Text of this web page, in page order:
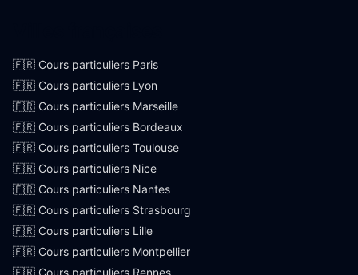
🇫🇷 Cours particuliers Paris
🇫🇷 Cours particuliers Lyon
🇫🇷 Cours particuliers Marseille
🇫🇷 Cours particuliers Bordeaux
🇫🇷 Cours particuliers Toulouse
🇫🇷 Cours particuliers Nice
🇫🇷 Cours particuliers Nantes
🇫🇷 Cours particuliers Strasbourg
🇫🇷 Cours particuliers Lille
🇫🇷 Cours particuliers Montpellier
🇫🇷 Cours particuliers Rennes